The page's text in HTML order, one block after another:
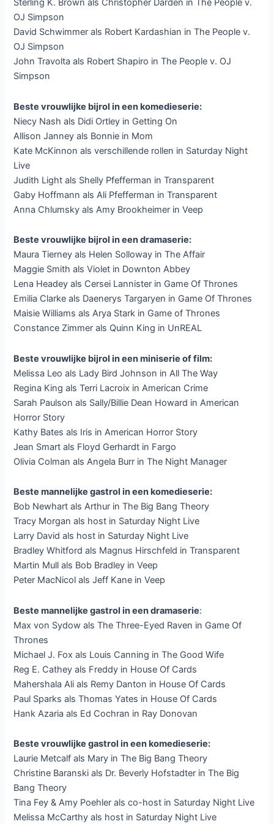
Sterling K. Brown als Christopher Darden in The People v.
OJ Simpson
David Schwimmer als Robert Kardashian in The People v.
OJ Simpson
John Travolta als Robert Shapiro in The People v. OJ
Simpson
Beste vrouwlijke bijrol in een komedieserie:
Niecy Nash als Didi Ortley in Getting On
Allison Janney als Bonnie in Mom
Kate McKinnon als verschillende rollen in Saturday Night
Live
Judith Light als Shelly Pfefferman in Transparent
Gaby Hoffmann als Ali Pfefferman in Transparent
Anna Chlumsky als Amy Brookheimer in Veep
Beste vrouwlijke bijrol in een dramaserie:
Maura Tierney als Helen Solloway in The Affair
Maggie Smith als Violet in Downton Abbey
Lena Headey als Cersei Lannister in Game Of Thrones
Emilia Clarke als Daenerys Targaryen in Game Of Thrones
Maisie Williams als Arya Stark in Game of Thrones
Constance Zimmer als Quinn King in UnREAL
Beste vrouwlijke bijrol in een miniserie of film:
Melissa Leo als Lady Bird Johnson in All The Way
Regina King als Terri Lacroix in American Crime
Sarah Paulson als Sally/Billie Dean Howard in American
Horror Story
Kathy Bates als Iris in American Horror Story
Jean Smart als Floyd Gerhardt in Fargo
Olivia Colman als Angela Burr in The Night Manager
Beste mannelijke gastrol in een komedieserie:
Bob Newhart als Arthur in The Big Bang Theory
Tracy Morgan als host in Saturday Night Live
Larry David als host in Saturday Night Live
Bradley Whitford als Magnus Hirschfeld in Transparent
Martin Mull als Bob Bradley in Veep
Peter MacNicol als Jeff Kane in Veep
Beste mannelijke gastrol in een dramaserie:
Max von Sydow als The Three-Eyed Raven in Game Of
Thrones
Michael J. Fox als Louis Canning in The Good Wife
Reg E. Cathey als Freddy in House Of Cards
Mahershala Ali als Remy Danton in House Of Cards
Paul Sparks als Thomas Yates in House Of Cards
Hank Azaria als Ed Cochran in Ray Donovan
Beste vrouwlijke gastrol in een komedieserie:
Laurie Metcalf als Mary in The Big Bang Theory
Christine Baranski als Dr. Beverly Hofstadter in The Big
Bang Theory
Tina Fey & Amy Poehler als co-host in Saturday Night Live
Melissa McCarthy als host in Saturday Night Live